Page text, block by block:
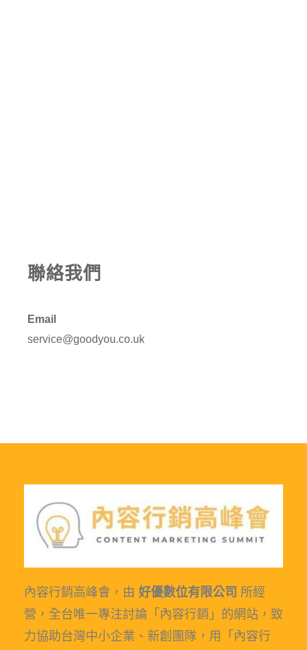
聯絡我們
Email
service@goodyou.co.uk
內容行銷高峰會，由 好優數位有限公司 所經
營，全台唯一專注討論「內容行銷」的網站，致
力協助台灣中小企業、新創團隊，用「內容行